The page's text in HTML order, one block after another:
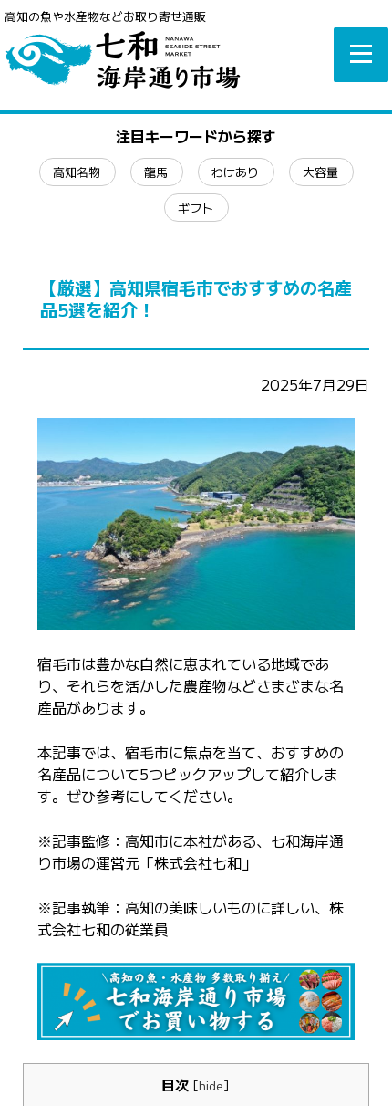
高知の魚や水産物などお取り寄せ通販
注目キーワードから探す
高知名物 龍馬 わけあり 大容量
ギフト
【厳選】高知県宿毛市でおすすめの名産
品5選を紹介！
2025年7月29日
宿毛市は豊かな自然に恵まれている地域であ
り、それらを活かした農産物などさまざまな名
産品があります。
本記事では、宿毛市に焦点を当て、おすすめの
名産品について5つピックアップして紹介しま
す。ぜひ参考にしてください。
※記事監修：高知市に本社がある、七和海岸通
り市場の運営元「株式会社七和」
※記事執筆：高知の美味しいものに詳しい、株
式会社七和の従業員
目次 [hide]